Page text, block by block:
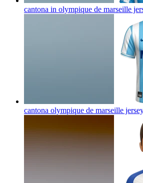
cantona in olympique de marseille
cantona olympique de marseille